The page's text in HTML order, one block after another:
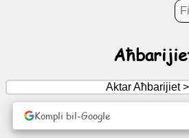
Divertiment
Aktar Aħbarijiet
Kompli bil-Google